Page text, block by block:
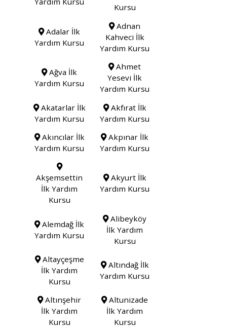
Kursu
Adalar İlk
Yardım Kursu
Adnan
Kahveci İlk
Yardım Kursu
Ağva İlk
Yardım Kursu
Ahmet
Yesevi İlk
Yardım Kursu
Akatarlar İlk
Yardım Kursu
Akfırat İlk
Yardım Kursu
Akıncılar İlk
Yardım Kursu
Akpınar İlk
Yardım Kursu
Akşemsettin
İlk Yardım
Kursu
Akyurt İlk
Yardım Kursu
Alemdağ İlk
Yardım Kursu
Alibeyköy
İlk Yardım
Kursu
Altayçeşme
İlk Yardım
Kursu
Altındağ İlk
Yardım Kursu
Altınşehir
İlk Yardım
Kursu
Altunizade
İlk Yardım
Kursu